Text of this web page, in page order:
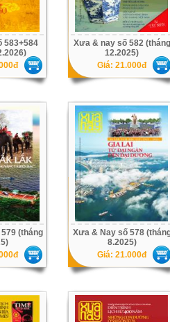
583+584
Xưa & nay số 582 (tháng
12.2025)
Giá: 21.000đ
(tháng
Xưa & Nay số 578
8.2025)
Giá: 21.000đ